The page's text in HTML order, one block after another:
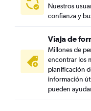
Nuestros
confianza y
Viaja de
Millones de
encontrar los
planificación
información
pueden